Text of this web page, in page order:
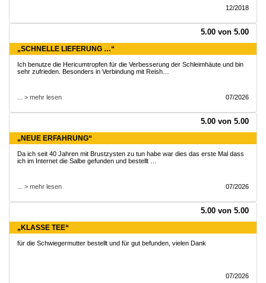
12/2018
5.00 von 5.00
„SCHNELLE LIEFERUNG …“
Ich benutze die Hericumtropfen für die Verbesserung der Schleimhäute und bin
sehr zufrieden. Besonders in Verbindung mit Reish…
... > mehr lesen 07/2026
5.00 von 5.00
„NEUE ERFAHRUNG“
Da ich seit 40 Jahren mit Brustzysten zu tun habe war dies das erste Mal dass
ich im Internet die Salbe gefunden und bestellt …
... > mehr lesen 07/2026
5.00 von 5.00
„KLASSE TEE“
für die Schwiegermutter bestellt und für gut befunden, vielen Dank
07/2026